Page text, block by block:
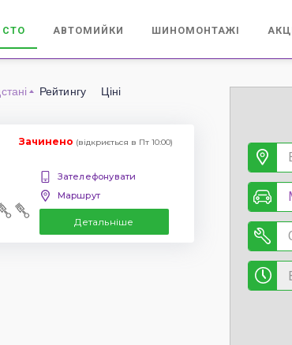
СТО АВТОМИЙКИ ШИНОМОНТАЖІ
Рейтингу Ціні
Зачинено (відкриється в Пт 10:00)
Зателефонувати
Маршрут
Детальніше